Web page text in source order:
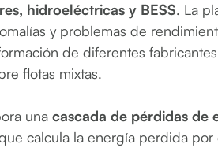
hidroeléctricas y BESS. La
y problemas de
de diferentes
flotas mixtas.
una cascada de pérdidas de
calcula la energía perdida